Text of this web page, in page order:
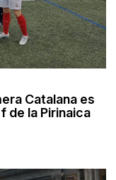
Catalana es
de la Pirinaica